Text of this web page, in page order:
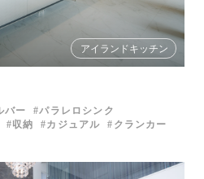
アイランドキッチン
バー
パラレロシンク
収納 カジュアル クランカー